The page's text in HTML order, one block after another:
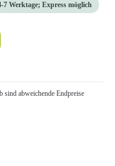
Werktage; Express möglich
abweichende Endpreise